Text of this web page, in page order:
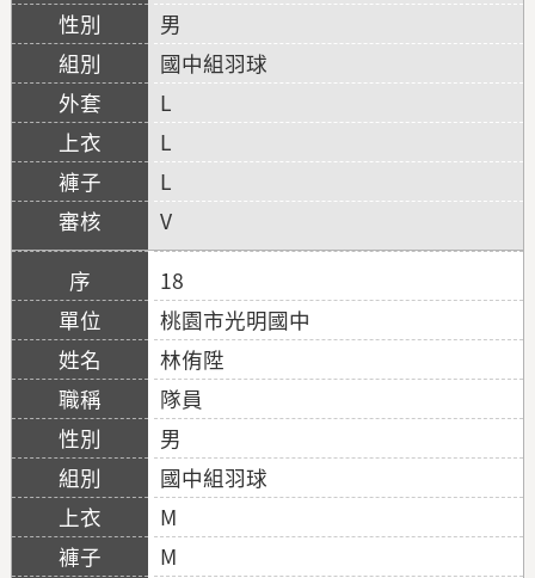
男
國中組羽球
L
L
L
V
18
桃園市光明國中
林侑陞
隊員
男
國中組羽球
M
M